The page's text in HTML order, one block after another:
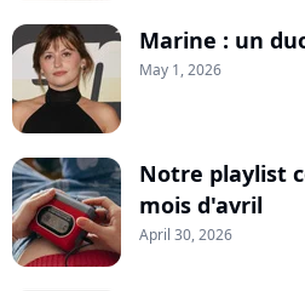
Marine : un
May 1, 2026
Notre playlist
mois d'avril
April 30, 2026